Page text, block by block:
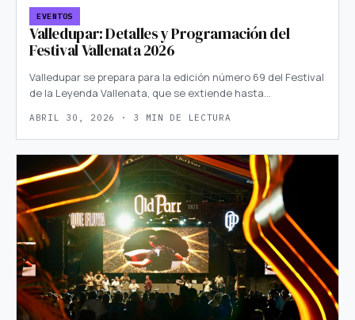
EVENTOS
Valledupar: Detalles y Programación del
Festival Vallenata 2026
Valledupar se prepara para la edición número 69 del Festival
de la Leyenda Vallenata, que se extiende hasta…
ABRIL 30, 2026 · 3 MIN DE LECTURA